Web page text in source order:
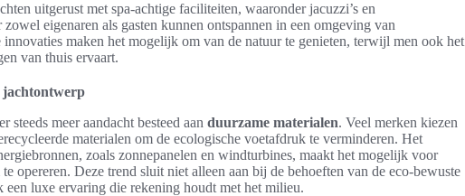
uitgerust met spa-achtige faciliteiten, waaronder jacuzzi’s en
eigenaren als gasten kunnen ontspannen in een omgeving van
innovaties maken het mogelijk om van de natuur te genieten, terwijl men ook het
van thuis ervaart.
jachtontwerp
meer aandacht besteed aan duurzame materialen. Veel merken kiezen
materialen om de ecologische voetafdruk te verminderen. Het
zoals zonnepanelen en windturbines, maakt het mogelijk voor
opereren. Deze trend sluit niet alleen aan bij de behoeften van de eco-bewuste
een luxe ervaring die rekening houdt met het milieu.